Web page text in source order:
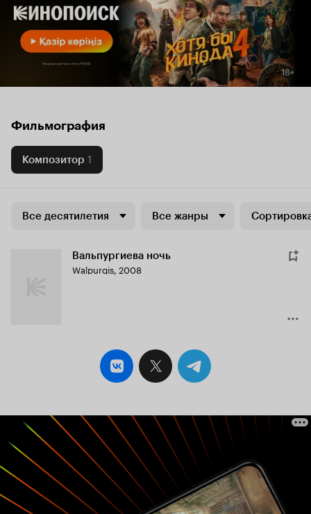
Фильмография
Композитор 1
Все десятилетия Все жанры
Вальпургиева ночь
Walpurgis, 2008